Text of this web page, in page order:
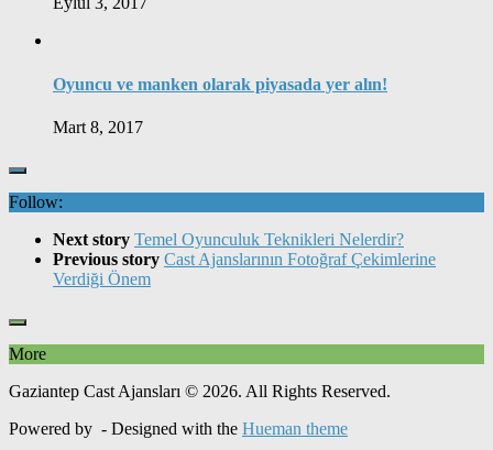
Oyuncu ve manken olarak piyasada yer alın!
Mart 8, 2017
Follow:
Next story Temel Oyunculuk Teknikleri Nelerdir?
Previous story Cast Ajanslarının Fotoğraf Çekimlerine
Verdiği Önem
More
Gaziantep Cast Ajansları © 2026. All Rights Reserved.
Powered by - Designed with the Hueman theme